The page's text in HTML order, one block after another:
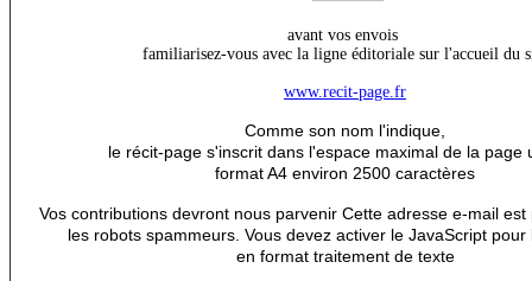
avant vos envois
familiarisez-vous avec la ligne éditoriale sur l'accueil du
www.recit-page.fr
Comme son nom l'indique,
le récit-page s'inscrit dans l'espace maximal de la page
format A4 environ 2500 caractères
Vos contributions devront nous parvenir Cette adresse e-mail
les robots spammeurs. Vous devez activer le JavaScript pour
en format traitement de texte